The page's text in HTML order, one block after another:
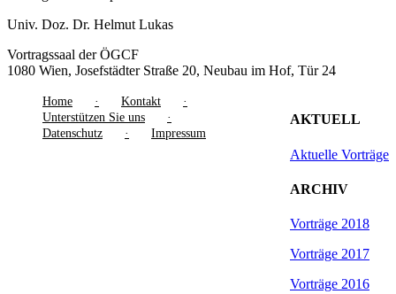
Univ. Doz. Dr. Helmut Lukas
Vortragssaal der ÖGCF
1080 Wien, Josefstädter Straße 20, Neubau im Hof, Tür 24
AKTUELL
Aktuelle Vorträge
ARCHIV
Vorträge 2018
Vorträge 2017
Vorträge 2016
Home
Kontakt
Unterstützen Sie uns
Datenschutz
Impressum